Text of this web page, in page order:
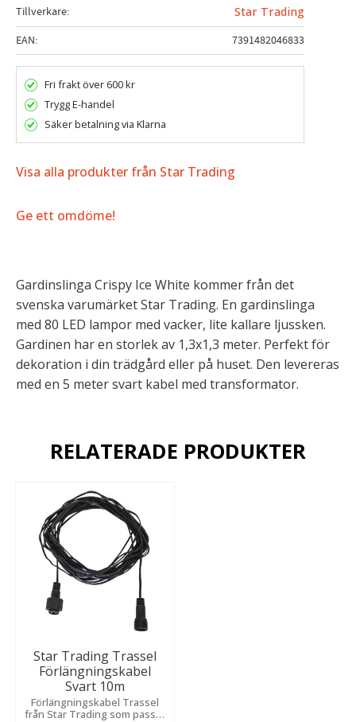
Tillverkare
Star Trading
EAN
7391482046833
Fri frakt över 600 kr
Trygg E-handel
Säker betalning via Klarna
Visa alla produkter från Star Trading
Ge ett omdöme!
Gardinslinga Crispy Ice White kommer från det
svenska varumärket Star Trading. En gardinslinga
med 80 LED lampor med vacker, lite kallare ljussken.
Gardinen har en storlek av 1,3x1,3 meter. Perfekt för
dekoration i din trädgård eller på huset. Den levereras
med en 5 meter svart kabel med transformator.
RELATERADE PRODUKTER
Star Trading Trassel
Förlängningskabel
Svart 10m
Förlängningskabel Trassel
från Star Trading som passar